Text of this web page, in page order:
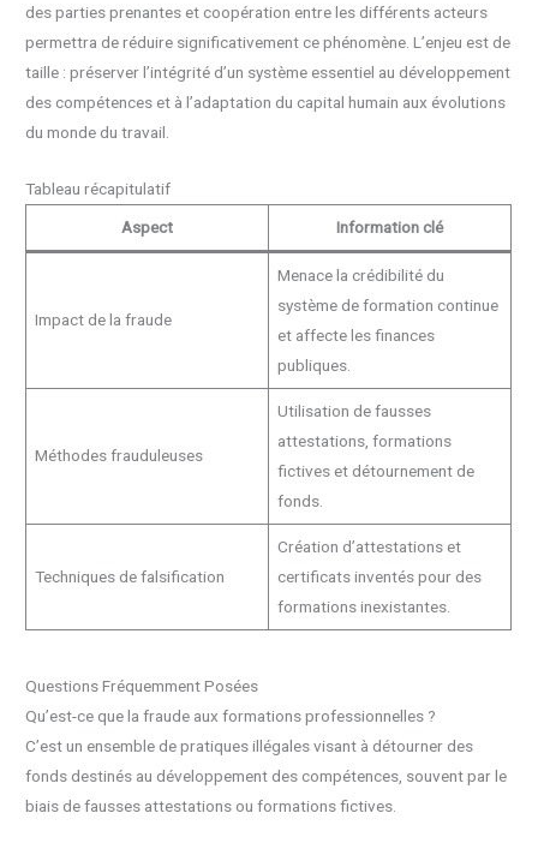
des parties prenantes et coopération entre les différents acteurs
permettra de réduire significativement ce phénomène. L’enjeu est de
taille : préserver l’intégrité d’un système essentiel au développement
des compétences et à l’adaptation du capital humain aux évolutions
du monde du travail.
Tableau récapitulatif
Aspect
Information clé
Impact de la fraude
Menace la crédibilité du
système de formation continue
et affecte les finances
publiques.
Méthodes frauduleuses
Utilisation de fausses
attestations, formations
fictives et détournement de
fonds.
Techniques de falsification
Création d’attestations et
certificats inventés pour des
formations inexistantes.
Questions Fréquemment Posées
Qu’est-ce que la fraude aux formations professionnelles ?
C’est un ensemble de pratiques illégales visant à détourner des
fonds destinés au développement des compétences, souvent par le
biais de fausses attestations ou formations fictives.